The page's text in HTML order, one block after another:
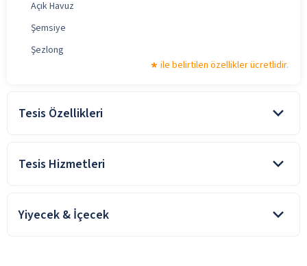
Açık Havuz
Şemsiye
Şezlong
ile belirtilen özellikler ücretlidir.
Tesis Özellikleri
Tesis Hizmetleri
Otopark
Yiyecek & İçecek